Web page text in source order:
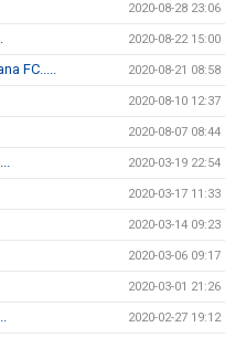
2020-08-28 23:06
2020-08-22 15:00
FC..... 2020-08-21 08:58
2020-08-10 12:37
2020-08-07 08:44
2020-03-19 22:54
2020-03-17 11:33
2020-03-14 09:23
2020-03-06 09:17
2020-03-01 21:26
2020-02-27 19:12